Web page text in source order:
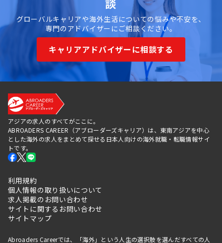
グローバルキャリアや海外生活についての悩みや不安を、
専門のアドバイザーにご相談ください。
キャリアアドバイザーに相談する
アジアの求人のすべてがここに。
ABROADERS CAREER（アブローダーズキャリア）は、東南アジアを中心
とした海外の求人をまとめて探せる日本人向けの海外就職・転職情報サイ
トです。
利用規約
個人情報の取り扱いについて
求人掲載のお問い合わせ
サイトに関するお問い合わせ
サイトマップ
Abroaders Careerでは、「海外」という人生の選択肢を選んだすべての人